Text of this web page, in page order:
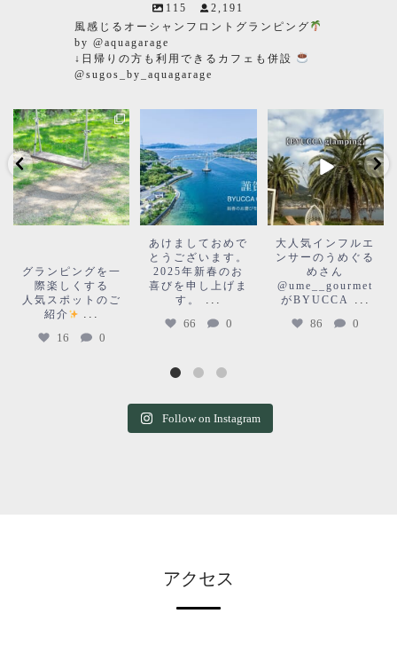
115
2,191
風感じるオーシャンフロントグランピング
by @aquagarage
↓日帰りの方も利用できるカフェも併設
@sugos_by_aquagarage
⠀ ⠀ ⠀
⠀ ⠀ ⠀
グランピングを一
際楽しくする
人気スポットのご
グランピングを一
際楽しくする
人気スポットのご
紹介
...
16
0
とうございます。
2025年新春のお
喜びを申し上げま
す。
66
0
あけましておめで
とうございます。
2025年新春のお
喜びを申し上げま
す。
...
66
0
大人気インフルエ
ンサーのうめぐる
めさん
@ume__gourmet
がBYUCCA...
86
0
大人気インフルエ
ンサーのうめぐる
めさん
@ume__gourmet
がBYUCCA
...
86
0
Follow on Instagram
アクセス